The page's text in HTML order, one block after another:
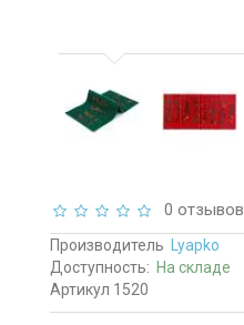
0 отзывов
Производитель Lyapko
Доступность: На складе
Артикул 1520